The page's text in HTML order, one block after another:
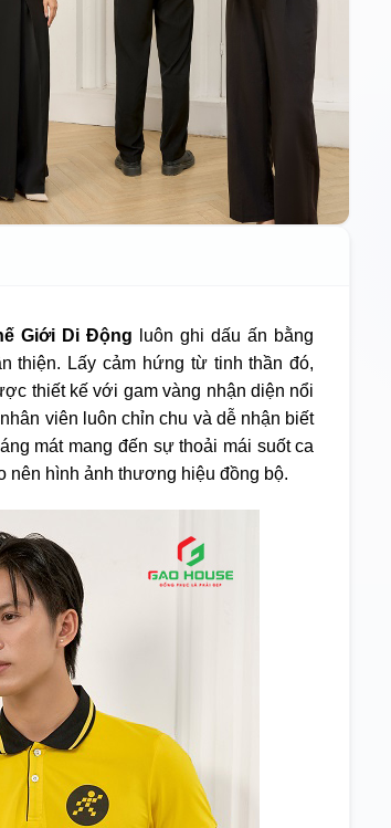
Giới Di Động luôn ghi dấu ấn bằng
thiện. Lấy cảm hứng từ tinh thần đó,
thiết kế với gam vàng nhận diện nổi
viên luôn chỉn chu và dễ nhận biết
mát mang đến sự thoải mái suốt ca
nên hình ảnh thương hiệu đồng bộ.